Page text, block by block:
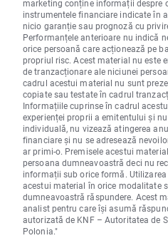
marketing conține informații despre
instrumentele financiare indicate în
nicio garanție sau prognoză cu
Performanțele anterioare nu indică
orice persoană care acționează pe
propriul risc. Acest material nu este
de tranzacționare ale niciunei
cadrul acestui material nu sunt
copiate sau testate în cadrul
Informațiile cuprinse în cadrul
experienței proprii a emitentului și
individuală, nu vizează atingerea
financiare și nu se adresează
ar primi-o. Premisele acestui
persoana dumneavoastră deci nu
informații sub orice formă.
acestui material în orice modalitate
dumneavoastră răspundere. Acest
analist pentru care își asumă
autorizată de KNF – Autoritatea de
Polonia."